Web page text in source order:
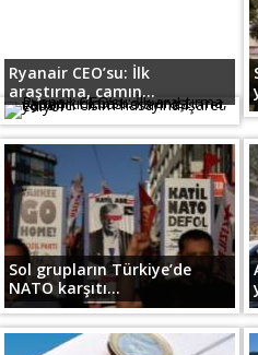
Ryanair CEO’su: İlk
araştırma, camın...
Sol grupların Türkiye’de
NATO karşıtı...